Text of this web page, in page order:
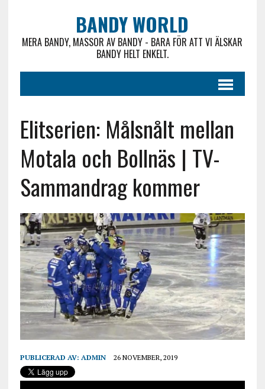
BANDY WORLD
MERA BANDY, MASSOR AV BANDY - BARA FÖR ATT VI ÄLSKAR
BANDY HELT ENKELT.
Elitserien: Målsnålt mellan
Motala och Bollnäs | TV-
Sammandrag kommer
PUBLICERAD AV: ADMIN 26 NOVEMBER, 2019